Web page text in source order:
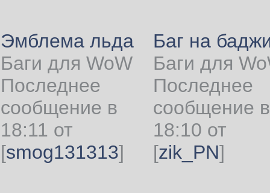
Эмблема льда
Баги для WoW
Последнее
сообщение в
18:11 от
[smog131313]
Баг на
Баги для
Последнее
сообщение в
18:10 от
[zik_PN]